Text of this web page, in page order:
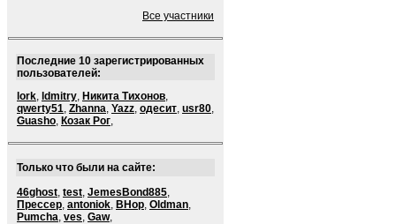
Все участники
Последние 10 зарегистрированных
пользователей:
lork, ldmitry, Никита Тихонов,
qwerty51, Zhanna, Yazz, одесит, usr80,
Guasho, Козак Рог,
Только что были на сайте:
46ghost, test, JemesBond885,
Прессер, antoniok, BHop, Oldman,
Pumcha, ves, Gaw,